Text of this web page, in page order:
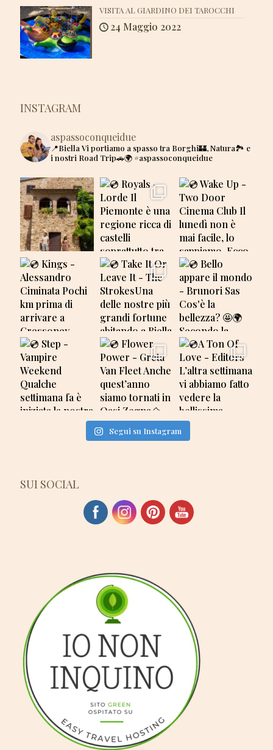
VISITA AL GIARDINO DEI TAROCCHI
24 Maggio 2022
INSTAGRAM
aspassoconqueidue
📍Biella Vi portiamo a spasso tra Borghi🏰, Natura🏞 e
i nostri Road Trip🚗🌍#aspassoconqueidue
Segui su Instagram
SUI SOCIAL